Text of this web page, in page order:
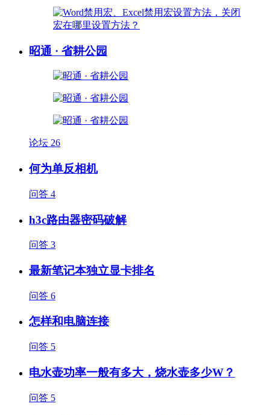
昭通 · 省耕公园
论坛 26
何为单反相机
问答 4
h3c路由器密码破解
问答 3
最新笔记本独立显卡排名
问答 6
怎样和电脑连接
问答 5
电水壶功率一般有多大，烧水壶多少W？
问答 5